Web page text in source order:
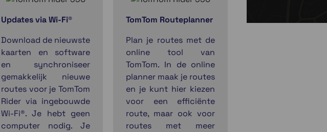
Updates via Wi-Fi®
Download de nieuwste
kaarten en software
en synchroniseer
gemakkelijk nieuwe
routes voor je TomTom
Rider via ingebouwde
Wi-Fi®. Je hebt geen
computer nodig. Je
TomTom Routeplanner
Plan je routes met de
online tool van
TomTom. In de online
planner maak je routes
en je kunt hier kiezen
voor een efficiënte
route, maar ook voor
routes met meer